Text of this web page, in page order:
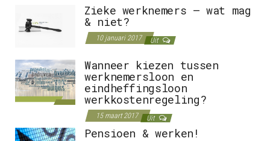
Zieke werknemers – wat mag
& niet?
10 januari 2017 Uit
Wanneer kiezen tussen
werknemersloon en
eindheffingsloon
werkkostenregeling?
15 maart 2017 Uit
Pensioen & werken!